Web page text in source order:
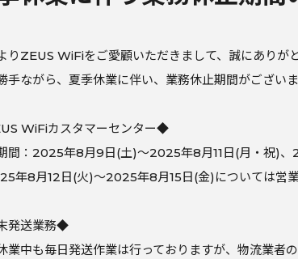
りZEUS WiFiをご愛顧いただきまして、誠にありが
手ながら、夏季休業に伴い、業務休止期間がございま
WiFiカスタマーセンター◆
間：2025年8月9日(土)～2025年8月11日(月・祝)
年8月12日(火)～2025年8月15日(金)については営業
発送業務◆
業中も毎日発送作業は行っておりますが、物流業者